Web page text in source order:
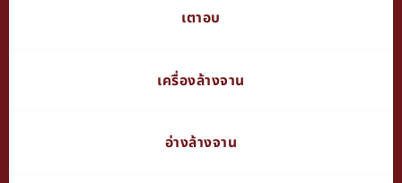
เตาอบ
เครื่องล้างจาน
อ่างล้างจาน